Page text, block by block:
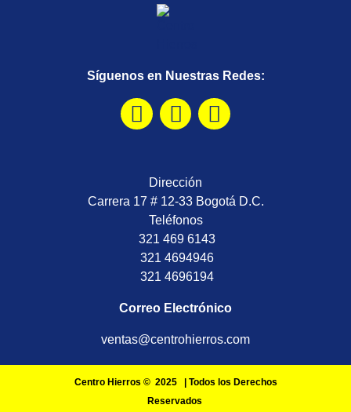
Síguenos en Nuestras Redes:
Dirección
Carrera 17 # 12-33 Bogotá D.C.
Teléfonos
321 469 6143
321 4694946
321 4696194
Correo Electrónico
ventas@centrohierros.com
Centro Hierros © 2025 | Todos los Derechos
Reservados